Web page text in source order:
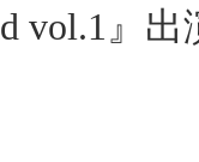
vol.1』出